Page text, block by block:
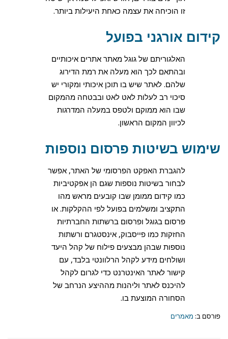
זו הוכיחה את עצמה כאחת היעילות ביותר.
קידום אורגני בפועל
האלגוריתם של גוגל מאתר אתרים איכותיים
ובהתאם לכך הוא מעלה את רמת הדירוג
שלהם. לאתר שיש בו תוכן איכותי ומקורי יש
סיכוי רב לעלות לאט לאט ובבטחה מהמקום
שבו הוא ממוקם ולטפס במעלה המדרגות
לכיוון המקום הראשון.
שימוש בשיטות פרסום נוספות
להגברת האפקט הפרסומי של האתר, אפשר
לבחור בשיטות נוספות שגם הן אפקטיביות
כמו קידום ממומן שבו קובעים מראש מהו
התקציב ומשלמים בפועל לפי ההקלקות. או
פרסום בגוגל ופרסום ברשתות החברתיות
החזקות כמו פייסבוק, אינסטגרם ורשתות
נוספות שבהן מבצעים פילוח של קהל היעד
ושולחים מידע לקהל הרלוונטי בלבד, עם
קישור לאתר האינטרנט כדי לגרום לקהל
להיכנס לאתר וליהנות מההיצע הנרחב של
הסחורה המוצעת בו.
פורסם ב: מאמרים